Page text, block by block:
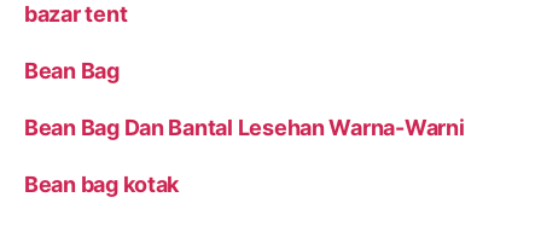
bazar tent
Bean Bag
Bean Bag Dan Bantal Lesehan Warna-Warni
Bean bag kotak